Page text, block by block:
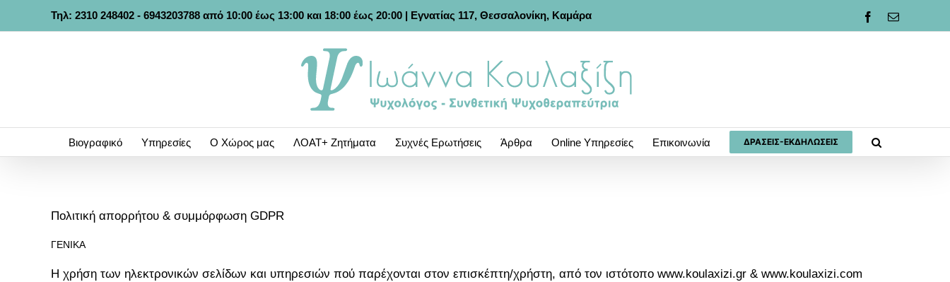
Μετάβαση
στο
Τηλ: 2310 248402 - 6943203788 από 10:00 έως 13:00 και 18:00 έως 20:00 | Εγνατίας 117, Θεσσαλονίκη, Καμάρα Facebook
Email
Βιογραφικό Υπηρεσίες Ο Χώρος μας ΛΟΑΤ+ Ζητήματα Συχνές Ερωτήσεις Άρθρα Online Υπηρεσίες Επικοινωνία ΔΡΆΣΕΙΣ-ΕΚΔΗΛΏΣΕΙΣ
Πολιτική απορρήτου & συμμόρφωση GDPR
ΓΕΝΙΚΑ
Η χρήση των ηλεκτρονικών σελίδων και υπηρεσιών πού παρέχονται στον επισκέπτη/χρήστη, από τον ιστότοπο www.koulaxizi.gr & www.koulaxizi.com